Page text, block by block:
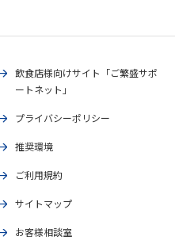
飲食店様向けサイト「ご繁盛サポ
ートネット」
プライバシーポリシー
推奨環境
ご利用規約
サイトマップ
お客様相談室